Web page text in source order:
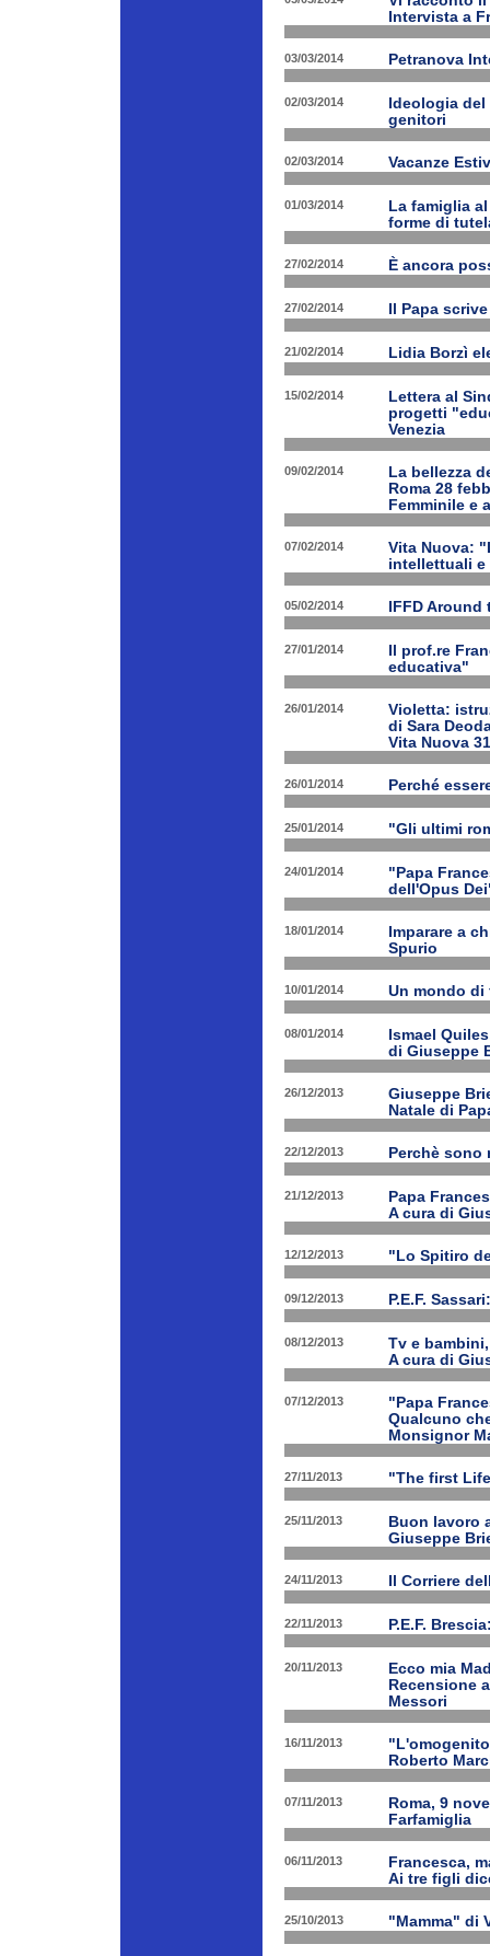
Intervista a
03/03/2014 Petranova
02/03/2014
Ideologia
genitori
02/03/2014 Vacanze
01/03/2014
La famiglia
forme di
27/02/2014 È ancora
27/02/2014 Il Papa
21/02/2014 Lidia Borzì
15/02/2014
Lettera al
progetti
Venezia
09/02/2014
La bellezza
Roma 28
Femminile e
07/02/2014
Vita Nuova:
intellettuali e
05/02/2014 IFFD
27/01/2014
Il prof.re
educativa"
26/01/2014
Violetta:
di Sara
Vita Nuova
26/01/2014 Perché
25/01/2014 "Gli ultimi
24/01/2014
"Papa
dell'Opus
18/01/2014
Imparare a
Spurio
10/01/2014 Un mondo di
08/01/2014
Ismael
di Giuseppe
26/12/2013
Giuseppe
Natale di
22/12/2013 Perchè sono
21/12/2013
Papa
A cura di
12/12/2013 "Lo Spitiro
09/12/2013 P.E.F.
08/12/2013
Tv e
A cura di
07/12/2013
"Papa
Qualcuno
Monsignor
27/11/2013 "The first
25/11/2013
Buon lavoro
Giuseppe
24/11/2013 Il Corriere
22/11/2013 P.E.F.
20/11/2013
Ecco mia
Recensione
Messori
16/11/2013
Roberto
07/11/2013
Roma, 9
Farfamiglia
06/11/2013
Francesca,
Ai tre figli
25/10/2013 "Mamma" di